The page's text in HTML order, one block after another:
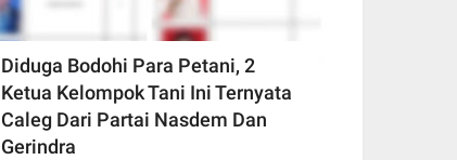
Diduga Bodohi Para Petani, 2
Ketua Kelompok Tani Ini Ternyata
Caleg Dari Partai Nasdem Dan
Gerindra